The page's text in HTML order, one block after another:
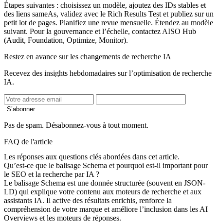
Étapes suivantes : choisissez un modèle, ajoutez des IDs stables et
des liens sameAs, validez avec le Rich Results Test et publiez sur un
petit lot de pages. Planifiez une revue mensuelle. Étendez au modèle
suivant. Pour la gouvernance et l’échelle, contactez AISO Hub
(Audit, Foundation, Optimize, Monitor).
Restez en avance sur les changements de recherche IA
Recevez des insights hebdomadaires sur l’optimisation de recherche
IA.
S’abonner
Pas de spam. Désabonnez-vous à tout moment.
FAQ de l'article
Les réponses aux questions clés abordées dans cet article.
Qu’est-ce que le balisage Schema et pourquoi est-il important pour
le SEO et la recherche par IA ?
Le balisage Schema est une donnée structurée (souvent en JSON-
LD) qui explique votre contenu aux moteurs de recherche et aux
assistants IA. Il active des résultats enrichis, renforce la
compréhension de votre marque et améliore l’inclusion dans les AI
Overviews et les moteurs de réponses.